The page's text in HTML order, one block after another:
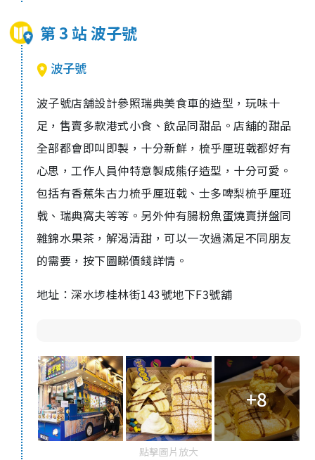
第 3 站 波子號
波子號
波子號店舖設計參照瑞典美食車的造型，玩味十
足，售賣多款港式小食、飲品同甜品。店舖的甜品
全部都會即叫即製，十分新鮮，梳乎厘班戟都好有
心思，工作人員仲特意製成熊仔造型，十分可愛。
包括有香蕉朱古力梳乎厘班戟、士多啤梨梳乎厘班
戟、瑞典窩夫等等。另外仲有腸粉魚蛋燒賣拼盤同
雜錦水果茶，解渴清甜，可以一次過滿足不同朋友
的需要，按下圖睇價錢詳情。
地址：深水埗桂林街143號地下F3號舖
+8
點擊圖片放大